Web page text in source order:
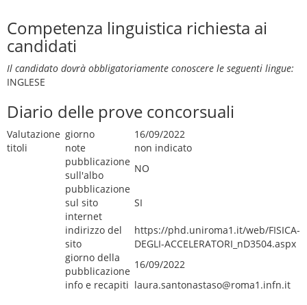
Competenza linguistica richiesta ai
candidati
Il candidato dovrà obbligatoriamente conoscere le seguenti lingue:
INGLESE
Diario delle prove concorsuali
Valutazione
titoli
giorno
16/09/2022
note
non indicato
pubblicazione
sull'albo
NO
pubblicazione
sul sito
internet
SI
indirizzo del
sito
https://phd.uniroma1.it/web/FISICA-
DEGLI-ACCELERATORI_nD3504.aspx
giorno della
pubblicazione
16/09/2022
info e recapiti laura.santonastaso@roma1.infn.it